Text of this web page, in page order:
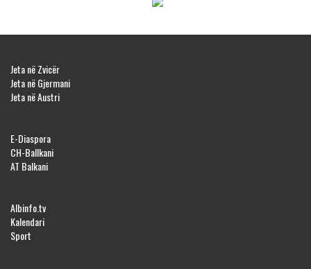
Jeta në Zvicër
Jeta në Gjermani
Jeta në Austri
E-Diaspora
CH-Ballkani
AT Balkani
Albinfo.tv
Kalendari
Sport